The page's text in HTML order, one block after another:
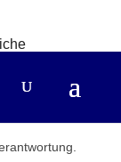
uns sehr.